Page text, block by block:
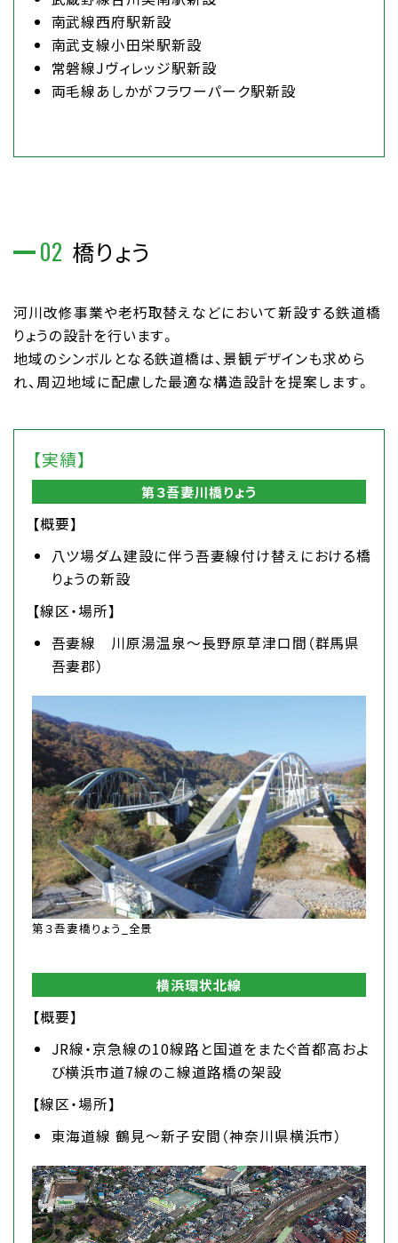
南武線西府駅新設
南武支線小田栄駅新設
常磐線Jヴィレッジ駅新設
両毛線あしかがフラワーパーク駅新設
02 橋りょう
河川改修事業や老朽取替えなどにおいて新設する鉄道橋
りょうの設計を行います。
地域のシンボルとなる鉄道橋は、景観デザインも求めら
れ、周辺地域に配慮した最適な構造設計を提案します。
【実績】
第３吾妻川橋りょう
【概要】
八ツ場ダム建設に伴う吾妻線付け替えにおける橋
りょうの新設
【線区・場所】
吾妻線 川原湯温泉～長野原草津口間（群馬県
吾妻郡）
第３吾妻橋りょう_全景
横浜環状北線
【概要】
JR線・京急線の10線路と国道をまたぐ首都高およ
び横浜市道7線のこ線道路橋の架設
【線区・場所】
東海道線 鶴見～新子安間（神奈川県横浜市）